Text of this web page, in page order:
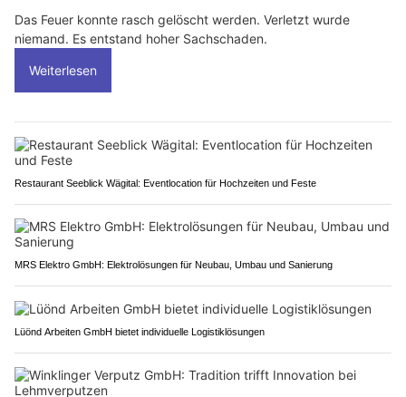
Das Feuer konnte rasch gelöscht werden. Verletzt wurde
niemand. Es entstand hoher Sachschaden.
Weiterlesen
Restaurant Seeblick Wägital: Eventlocation für Hochzeiten und Feste
MRS Elektro GmbH: Elektrolösungen für Neubau, Umbau und Sanierung
Lüönd Arbeiten GmbH bietet individuelle Logistiklösungen